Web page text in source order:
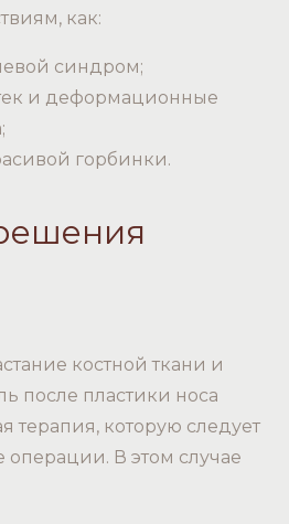
как:
синдром;
и деформационные
горбинки.
костной ткани и
после пластики носа
терапия, которую следует
операции. В этом случае